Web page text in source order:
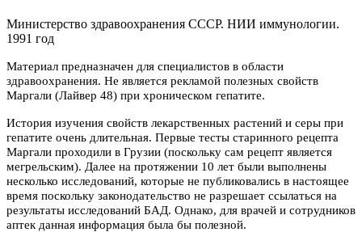
Министерство здравоохранения СССР. НИИ иммунологии.
1991 год
Материал предназначен для специалистов в области
здравоохранения. Не является рекламой полезных свойств
Маргали (Лайвер 48) при хроническом гепатите.
История изучения свойств лекарственных растений и серы при
гепатите очень длительная. Первые тесты старинного рецепта
Маргали проходили в Грузии (поскольку сам рецепт является
мегрельским). Далее на протяжении 10 лет были выполнены
несколько исследований, которые не публиковались в настоящее
время поскольку законодательство не разрешает ссылаться на
результаты исследований БАД. Однако, для врачей и сотрудников
аптек данная информация была бы полезной.